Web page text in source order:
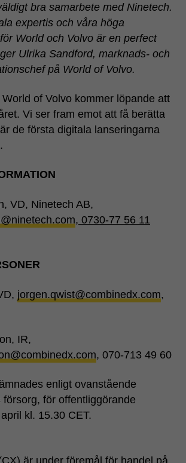
bra samarbete med Ninetech.
expertis och våra höga
World och Volvo är en perfect
Ulrika Sandford, marknads- och
på World of Volvo.
of Volvo kommer löpande att
Vi ser fram emot att få berätta
de första digitala lanseringarna
VD, Ninetech AB,
, 0730-77 56 11
jorgen.qwist@combinedx.com,
IR,
, 070-713 49 60
enligt ovanstående
försorg, för offentliggörande
kl. 15.30 CET.
är under föremål för handel på